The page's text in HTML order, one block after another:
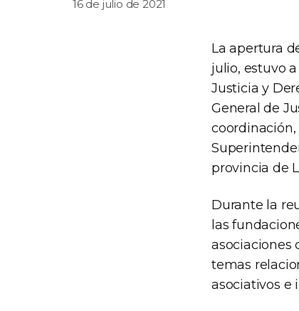
16 de julio de 2021
La apertura
julio, estuvo
Justicia y
General de
provincia de
Durante la
las
asociaciones
temas
asociativos e